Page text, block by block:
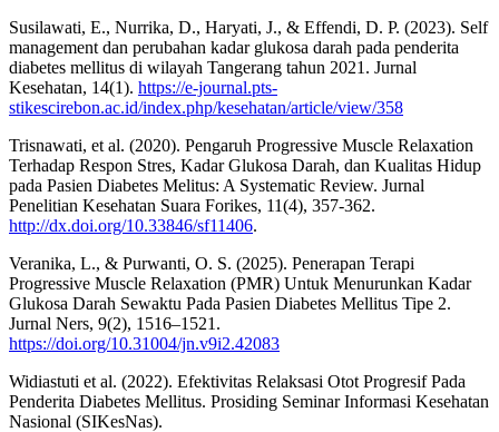
Susilawati, E., Nurrika, D., Haryati, J., & Effendi, D. P. (2023). Self
management dan perubahan kadar glukosa darah pada penderita
diabetes mellitus di wilayah Tangerang tahun 2021. Jurnal
Kesehatan, 14(1). https://e-journal.pts-
stikescirebon.ac.id/index.php/kesehatan/article/view/358
Trisnawati, et al. (2020). Pengaruh Progressive Muscle Relaxation
Terhadap Respon Stres, Kadar Glukosa Darah, dan Kualitas Hidup
pada Pasien Diabetes Melitus: A Systematic Review. Jurnal
Penelitian Kesehatan Suara Forikes, 11(4), 357-362.
http://dx.doi.org/10.33846/sf11406.
Veranika, L., & Purwanti, O. S. (2025). Penerapan Terapi
Progressive Muscle Relaxation (PMR) Untuk Menurunkan Kadar
Glukosa Darah Sewaktu Pada Pasien Diabetes Mellitus Tipe 2.
Jurnal Ners, 9(2), 1516–1521.
https://doi.org/10.31004/jn.v9i2.42083
Widiastuti et al. (2022). Efektivitas Relaksasi Otot Progresif Pada
Penderita Diabetes Mellitus. Prosiding Seminar Informasi Kesehatan
Nasional (SIKesNas).